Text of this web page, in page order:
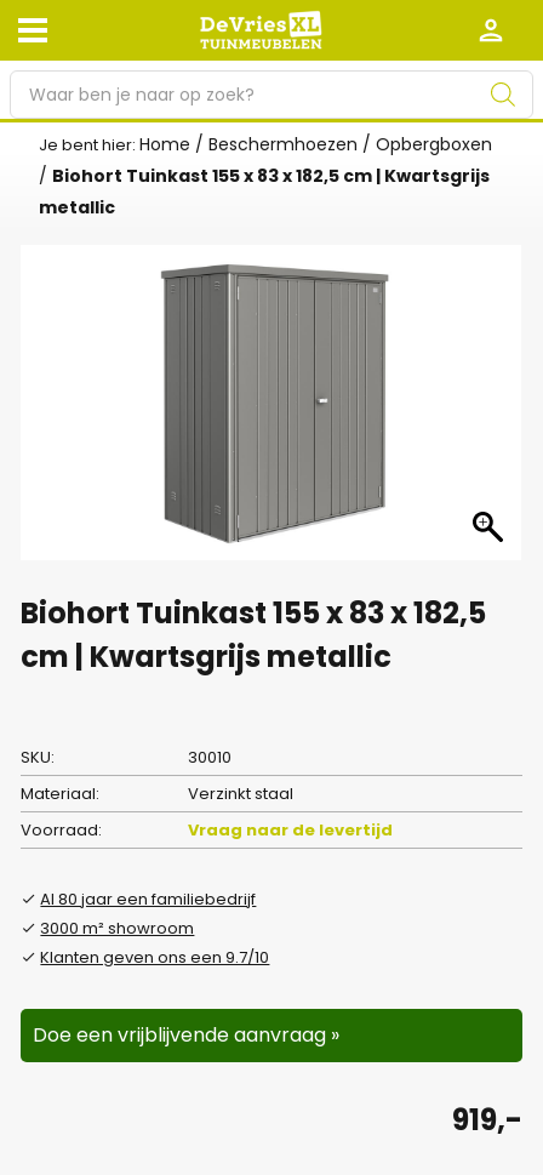
Afhalen en bezorgen Retourneren
Garantie
Werken bij De Vries XL
r
Je bent hier:Home /Beschermhoezen /Opbergboxen
/ Biohort Tuinkast 155 x 83 x 182,5 cm | Kwartsgrijs
metallic
Biohort Tuinkast 155 x 83 x 182,5
cm | Kwartsgrijs metallic
SKU:
30010
Materiaal:
Verzinkt staal
Voorraad:
Vraag naar de levertijd
Al 80 jaar een familiebedrijf
3000 m² showroom
Klanten geven ons een 9.7/10
Doe een vrijblijvende aanvraag »
919,-